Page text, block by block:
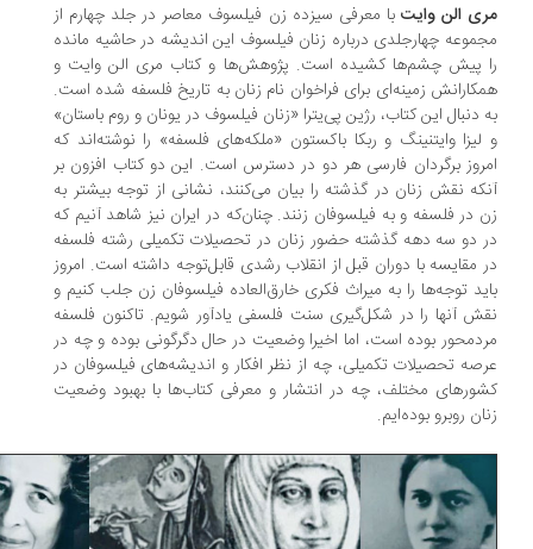
الن وایتبا معرفی سیزده زن فیلسوف معاصر در جلد چهارم از
چهارجلدی درباره زنان فیلسوف این اندیشه در حاشیه مانده
پیش چشم‌ها کشیده است. پژوهش‌ها و کتاب مری الن وایت و
زمینه‌ای برای فراخوان نام زنان به تاریخ فلسفه شده است.
دنبال این کتاب، رژین پی‌یترا «زنان فیلسوف در یونان و روم باستان»
وایتنینگ و ربکا باکستون «ملکه‌های فلسفه‌» را نوشته‌اند که
برگردان فارسی هر دو در دسترس است. این دو کتاب افزون بر
نقش زنان در گذشته را بیان می‌کنند، نشانی از توجه بیشتر به
در فلسفه و به فیلسوفان زنند. چنان‌که در ایران نیز شاهد آنیم که
دو سه دهه گذشته حضور زنان در تحصیلات تکمیلی رشته فلسفه
مقایسه با دوران قبل از انقلاب رشدی قابل‌توجه داشته است. امروز
توجه‌ها را به میراث فکری خارق‌العاده فیلسوفان زن جلب کنیم و
آنها را در شکل‌گیری سنت فلسفی یادآور شویم. تاکنون فلسفه
بوده است، اما اخیرا وضعیت در حال دگرگونی بوده و چه در
تحصیلات تکمیلی، چه از نظر افکار و اندیشه‌های فیلسوفان در
مختلف، چه در انتشار و معرفی کتاب‌ها با بهبود وضعیت
روبرو بوده‌ایم.